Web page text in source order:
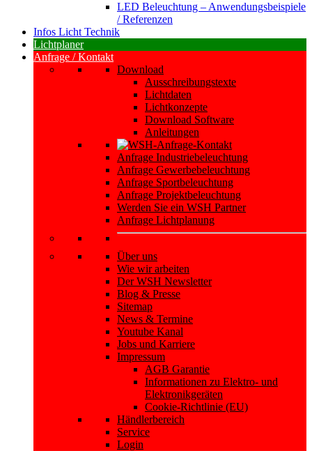
LED Beleuchtung – Anwendungsbeispiele
/ Referenzen
Infos Licht Technik
Lichtplaner
Anfrage / Kontakt
Download
Ausschreibungstexte
Lichtdaten
Lichtkonzepte
Download Software
Anleitungen
Anfrage Industriebeleuchtung
Anfrage Gewerbebeleuchtung
Anfrage Sportbeleuchtung
Anfrage Projektbeleuchtung
Werden Sie ein WSH Partner
Anfrage Lichtplanung
Über uns
Wie wir arbeiten
Der WSH Newsletter
Blog & Presse
Sitemap
News & Termine
Youtube Kanal
Jobs und Karriere
Impressum
AGB Garantie
Informationen zu Elektro- und
Elektronikgeräten
Cookie-Richtlinie (EU)
Händlerbereich
Service
Login